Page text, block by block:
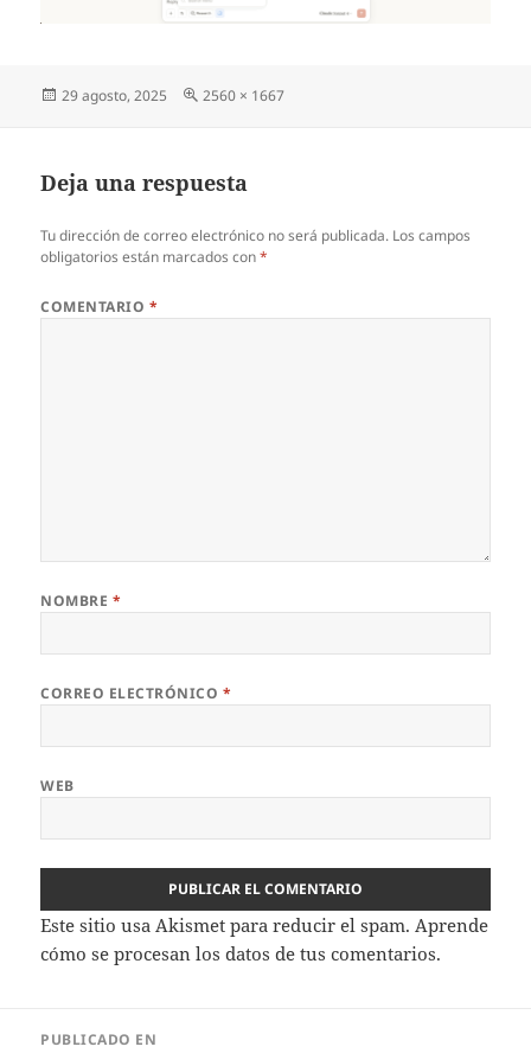
Publicado
29 agosto, 2025
Tamaño
2560 × 1667
Deja una respuesta
Tu dirección de correo electrónico no será publicada. Los campos
obligatorios están marcados con*
COMENTARIO *
NOMBRE *
CORREO ELECTRÓNICO *
WEB
Este sitio usa Akismet para reducir el spam. Aprende
cómo se procesan los datos de tus comentarios.
PUBLICADO EN